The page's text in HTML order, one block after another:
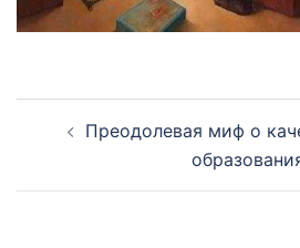
Навигация
записям
Преодолевая миф о